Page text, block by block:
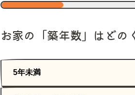
お家の「築年数」はどの
5年未満